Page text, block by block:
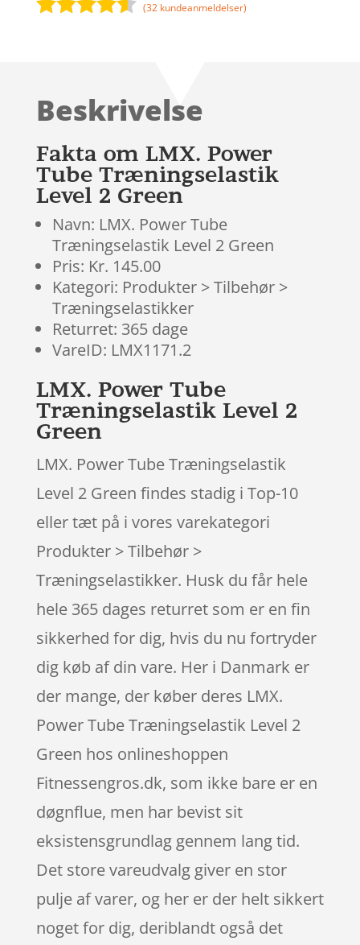
på
mmelser
(32 kundeanmeldelser)
Beskrivelse
Fakta om LMX. Power
Tube Træningselastik
Level 2 Green
Navn: LMX. Power Tube
Træningselastik Level 2 Green
Pris: Kr. 145.00
Kategori: Produkter > Tilbehør >
Træningselastikker
Returret: 365 dage
VareID: LMX1171.2
LMX. Power Tube
Træningselastik Level 2
Green
LMX. Power Tube Træningselastik
Level 2 Green findes stadig i Top-10
eller tæt på i vores varekategori
Produkter > Tilbehør >
Træningselastikker. Husk du får hele
hele 365 dages returret som er en fin
sikkerhed for dig, hvis du nu fortryder
dig køb af din vare. Her i Danmark er
der mange, der køber deres LMX.
Power Tube Træningselastik Level 2
Green hos onlineshoppen
Fitnessengros.dk, som ikke bare er en
døgnflue, men har bevist sit
eksistensgrundlag gennem lang tid.
Det store vareudvalg giver en stor
pulje af varer, og her er der helt sikkert
noget for dig, deriblandt også det